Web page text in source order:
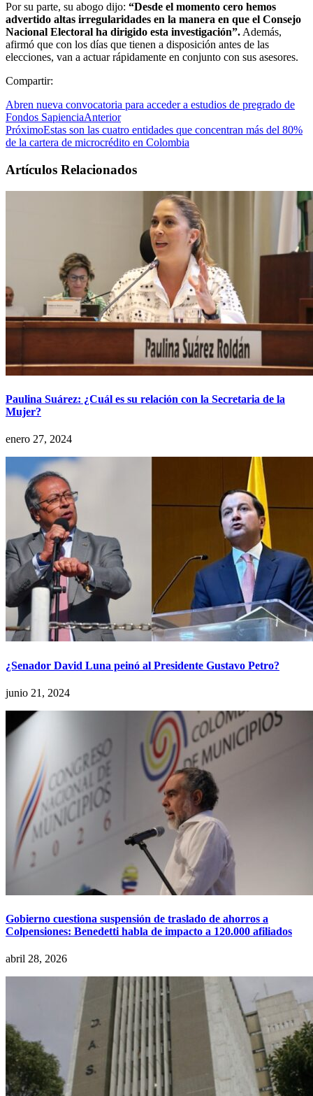
Por su parte, su abogo dijo: “Desde el momento cero hemos
advertido altas irregularidades en la manera en que el Consejo
Nacional Electoral ha dirigido esta investigación”.Además,
afirmó que con los días que tienen a disposición antes de las
elecciones, van a actuar rápidamente en conjunto con sus asesores.
Compartir:
Abren nueva convocatoria para acceder a estudios de pregrado de
Fondos SapienciaAnterior
PróximoEstas son las cuatro entidades que concentran más del 80%
de la cartera de microcrédito en Colombia
Artículos Relacionados
Paulina Suárez: ¿Cuál es su relación con la Secretaria de la
Mujer?
enero 27, 2024
¿Senador David Luna peinó al Presidente Gustavo Petro?
junio 21, 2024
Gobierno cuestiona suspensión de traslado de ahorros a
Colpensiones: Benedetti habla de impacto a 120.000 afiliados
abril 28, 2026